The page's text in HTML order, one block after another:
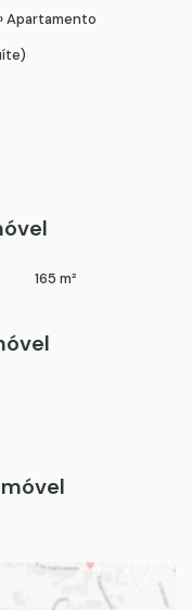
Apartamento
165 m²